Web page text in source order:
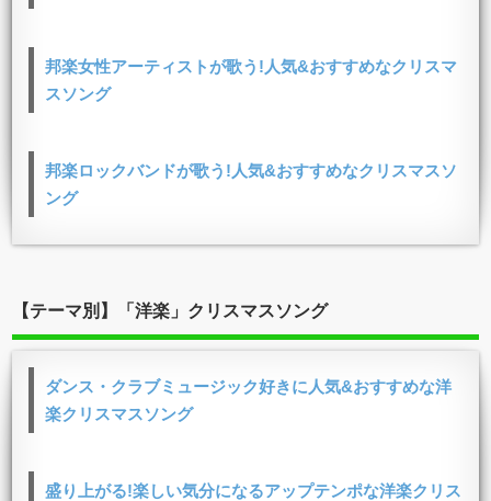
邦楽女性アーティストが歌う!人気&おすすめなクリスマ
スソング
邦楽ロックバンドが歌う!人気&おすすめなクリスマスソ
ング
【テーマ別】「洋楽」クリスマスソング
ダンス・クラブミュージック好きに人気&おすすめな洋
楽クリスマスソング
盛り上がる!楽しい気分になるアップテンポな洋楽クリス